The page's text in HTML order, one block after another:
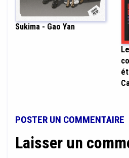
Sukima - Gao Yan
POSTER UN COMMENTAIRE
Laisser un